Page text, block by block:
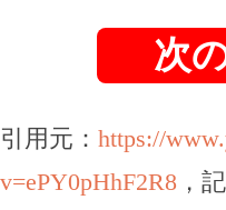
次
引用元： https://
v=ePY0pHhF2R8 ，